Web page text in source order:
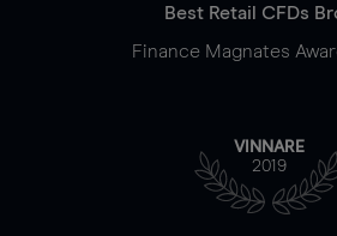
Best Retail CFDs
Finance Magnates
VINNARE
2019